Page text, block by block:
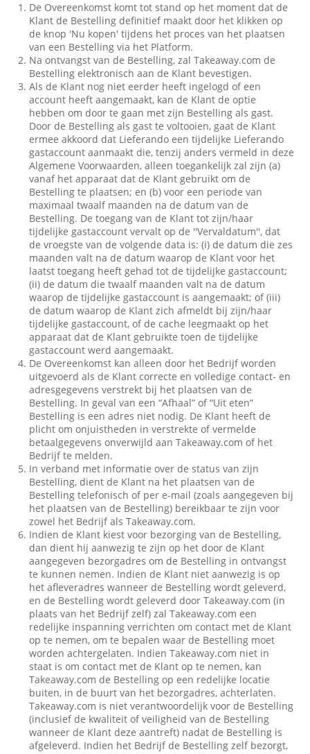
De Overeenkomst komt tot stand op het moment dat de
Klant de Bestelling definitief maakt door het klikken op
de knop 'Nu kopen' tijdens het proces van het plaatsen
van een Bestelling via het Platform.
Na ontvangst van de Bestelling, zal Takeaway.com de
Bestelling elektronisch aan de Klant bevestigen.
Als de Klant nog niet eerder heeft ingelogd of een
account heeft aangemaakt, kan de Klant de optie
hebben om door te gaan met zijn Bestelling als gast.
Door de Bestelling als gast te voltooien, gaat de Klant
ermee akkoord dat Lieferando een tijdelijke Lieferando
gastaccount aanmaakt die, tenzij anders vermeld in deze
Algemene Voorwaarden, alleen toegankelijk zal zijn (a)
vanaf het apparaat dat de Klant gebruikt om de
Bestelling te plaatsen; en (b) voor een periode van
maximaal twaalf maanden na de datum van de
Bestelling. De toegang van de Klant tot zijn/haar
tijdelijke gastaccount vervalt op de ''Vervaldatum'', dat
de vroegste van de volgende data is: (i) de datum die zes
maanden valt na de datum waarop de Klant voor het
laatst toegang heeft gehad tot de tijdelijke gastaccount;
(ii) de datum die twaalf maanden valt na de datum
waarop de tijdelijke gastaccount is aangemaakt; of (iii)
de datum waarop de Klant zich afmeldt bij zijn/haar
tijdelijke gastaccount, of de cache leegmaakt op het
apparaat dat de Klant gebruikte toen de tijdelijke
gastaccount werd aangemaakt.
De Overeenkomst kan alleen door het Bedrijf worden
uitgevoerd als de Klant correcte en volledige contact- en
adresgegevens verstrekt bij het plaatsen van de
Bestelling. In geval van een “Afhaal” of “Uit eten”
Bestelling is een adres niet nodig. De Klant heeft de
plicht om onjuistheden in verstrekte of vermelde
betaalgegevens onverwijld aan Takeaway.com of het
Bedrijf te melden.
In verband met informatie over de status van zijn
Bestelling, dient de Klant na het plaatsen van de
Bestelling telefonisch of per e-mail (zoals aangegeven bij
het plaatsen van de Bestelling) bereikbaar te zijn voor
zowel het Bedrijf als Takeaway.com.
Indien de Klant kiest voor bezorging van de Bestelling,
dan dient hij aanwezig te zijn op het door de Klant
aangegeven bezorgadres om de Bestelling in ontvangst
te kunnen nemen. Indien de Klant niet aanwezig is op
het afleveradres wanneer de Bestelling wordt geleverd,
en de Bestelling wordt geleverd door Takeaway.com (in
plaats van het Bedrijf zelf) zal Takeaway.com een
redelijke inspanning verrichten om contact met de Klant
op te nemen, om te bepalen waar de Bestelling moet
worden achtergelaten. Indien Takeaway.com niet in
staat is om contact met de Klant op te nemen, kan
Takeaway.com de Bestelling op een redelijke locatie
buiten, in de buurt van het bezorgadres, achterlaten.
Takeaway.com is niet verantwoordelijk voor de Bestelling
(inclusief de kwaliteit of veiligheid van de Bestelling
wanneer de Klant deze aantreft) nadat de Bestelling is
afgeleverd. Indien het Bedrijf de Bestelling zelf bezorgt,